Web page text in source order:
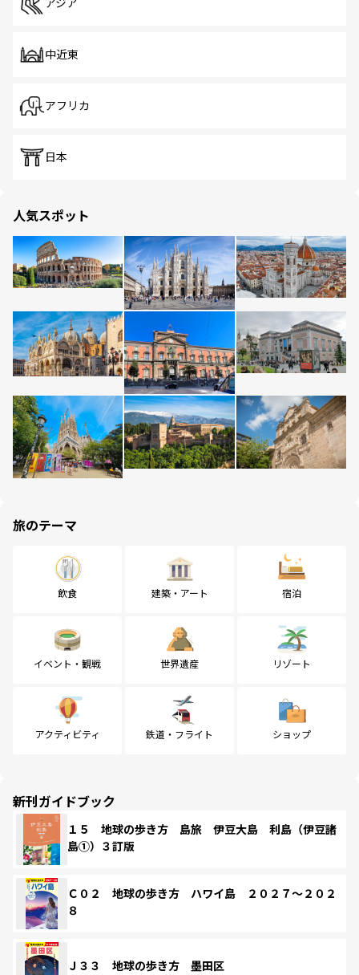
アジア
中近東
アフリカ
日本
人気スポット
旅のテーマ
飲食 建築・アート 宿泊
イベント・観戦 世界遺産 リゾート
アクティビティ 鉄道・フライト ショップ
新刊ガイドブック
１５ 地球の歩き方 島旅 伊豆大島 利島（伊豆諸
島①）３訂版
Ｃ０２ 地球の歩き方 ハワイ島 ２０２７～２０２
８
Ｊ３３ 地球の歩き方 墨田区